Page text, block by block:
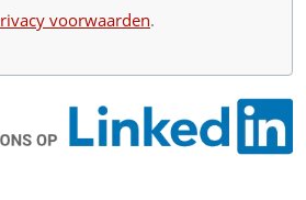
voorwaarden.